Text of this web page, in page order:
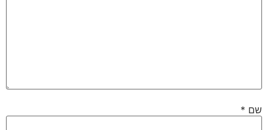
שם *